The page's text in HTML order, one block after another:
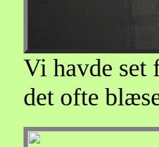
Vi havde set
det ofte